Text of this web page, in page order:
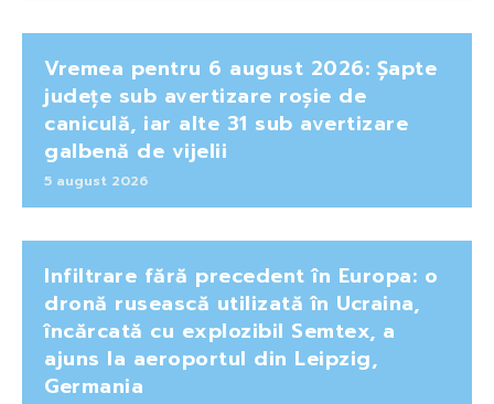
Vremea pentru 6 august 2026: Șapte
județe sub avertizare roșie de
caniculă, iar alte 31 sub avertizare
galbenă de vijelii
5 august 2026
Infiltrare fără precedent în Europa: o
dronă rusească utilizată în Ucraina,
încărcată cu explozibil Semtex, a
ajuns la aeroportul din Leipzig,
Germania